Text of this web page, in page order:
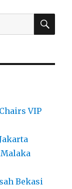
VIP
Bekasi